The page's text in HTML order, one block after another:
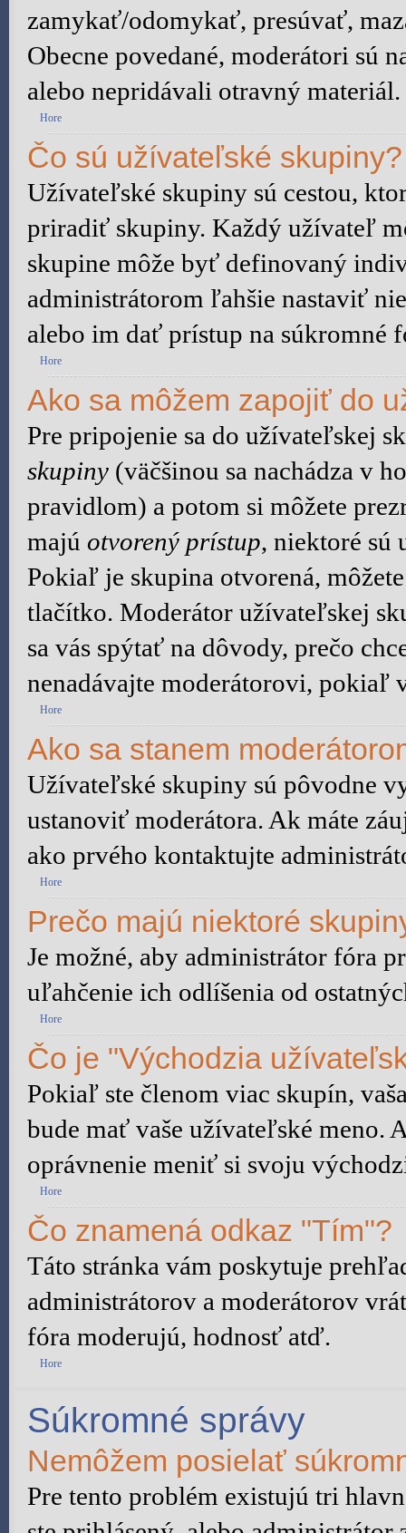
zamykať/odomykať, presúvať,
Obecne povedané, moderátori sú
alebo nepridávali otravný materiál.
Hore
Čo sú užívateľské skupiny?
Užívateľské skupiny sú cestou,
priradiť skupiny. Každý užívateľ
skupine môže byť definovaný
administrátorom ľahšie nastaviť
alebo im dať prístup na súkromné
Hore
Ako sa môžem zapojiť do
Pre pripojenie sa do užívateľskej
skupiny (väčšinou sa nachádza v
pravidlom) a potom si môžete
majú otvorený prístup, niektoré sú
Pokiaľ je skupina otvorená,
tlačítko. Moderátor užívateľskej
sa vás spýtať na dôvody, prečo
nenadávajte moderátorovi, pokiaľ
Hore
Ako sa stanem
Užívateľské skupiny sú pôvodne
ustanoviť moderátora. Ak máte
ako prvého kontaktujte
Hore
Prečo majú niektoré
Je možné, aby administrátor fóra
uľahčenie ich odlíšenia od
Hore
Čo je "Východzia
Pokiaľ ste členom viac skupín,
bude mať vaše užívateľské meno.
oprávnenie meniť si svoju
Hore
Čo znamená odkaz "Tím"?
Táto stránka vám poskytuje
administrátorov a moderátorov
fóra moderujú, hodnosť atď.
Hore
Súkromné správy
Nemôžem posielať
Pre tento problém existujú tri